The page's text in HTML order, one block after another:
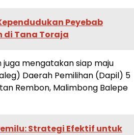
Peyebab
di Tana Toraja
mengatakan siap maju
Daerah Pemilihan (Dapil) 5
Rembon, Malimbong Balepe
Strategi Efektif untuk